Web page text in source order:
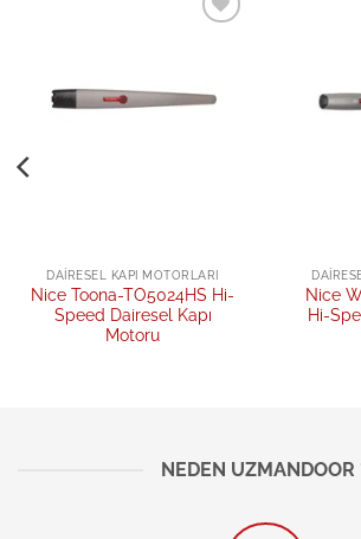
DAIRESEL KAPI MOTORLARI
Nice Toona-TO5024HS Hi-
Speed Dairesel Kapı
Motoru
Nice
Hi-
NEDEN UZMANDOOR